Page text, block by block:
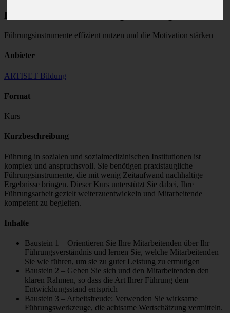
Drei Bausteine, um Führungsarbeit zu gestalten
Führungsinstrumente effizient nutzen und die Motivation stärken
Anbieter
ARTISET Bildung
Format
Kurs
Kurzbeschreibung
Führung in sozialen und sozialmedizinischen Institutionen ist
komplex und anspruchsvoll. Sie benötigen praxistaugliche
Führungsinstrumente, die mit wenig Zeitaufwand nachhaltige
Ergebnisse bringen. Dieser Kurs unterstützt Sie dabei, Ihre
Führungsarbeit gezielt weiterzuentwickeln und Mitarbeitende
kompetent zu begleiten.
Inhalte
Baustein 1 – Orientieren Sie Ihre Mitarbeitenden über Ihr
Führungsverständnis und lernen Sie, welche Mitarbeitenden
Sie wie führen, um sie zu guter Leistung zu ermutigen
Baustein 2 – Geben Sie sich und den Mitarbeitenden den
klaren Rahmen, so dass die Art Ihrer Führung dem
Entwicklungsstand entsprich
Baustein 3 – Arbeitsfreude: Verwenden Sie wirksame
Führungswerkzeuge, die achtsame Wertschätzung vermitteln.